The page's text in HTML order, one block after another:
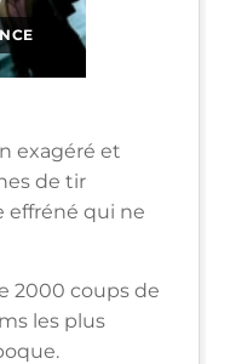
exagéré et
de tir
effréné qui ne
2000 coups de
les plus